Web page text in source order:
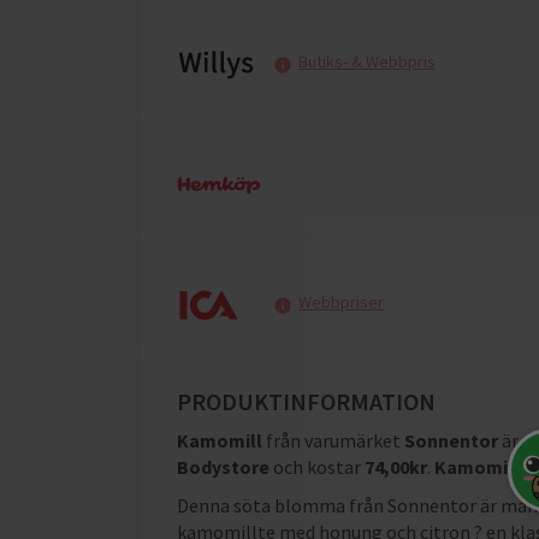
Butiks- & Webbpris
Webbpriser
PRODUKTINFORMATION
Kamomill från varumärket Sonnentor är
Bodystore och kostar 74,00kr. Kamomill
Denna söta blomma från Sonnentor är
kamomillte med honung och citron ? en